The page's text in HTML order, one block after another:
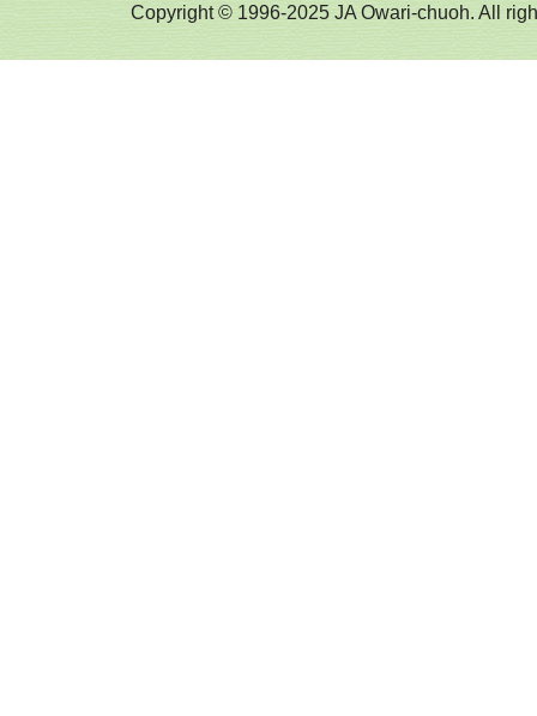
Copyright © 1996-2025 JA Owari-chuoh. All